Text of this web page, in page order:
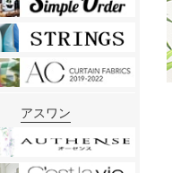
アスワン